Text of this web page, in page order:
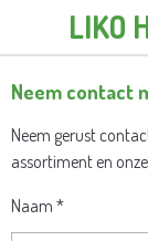
de
hoofdinhoud
LIKO
Neem contact
Neem gerust
assortiment en
Naam *